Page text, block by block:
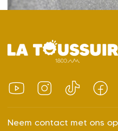
Neem contact met ons op